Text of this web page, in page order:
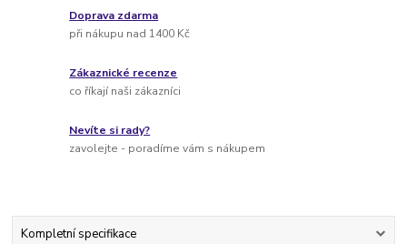
Doprava zdarma
při nákupu nad 1400 Kč
Zákaznické recenze
co říkají naši zákazníci
Nevíte si rady?
zavolejte - poradíme vám s nákupem
Kompletní specifikace